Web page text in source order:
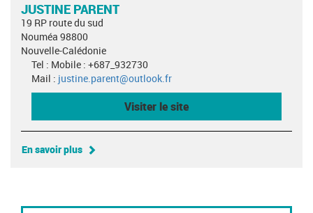
JUSTINE PARENT
19 RP route du sud
Nouméa 98800
Nouvelle-Calédonie
Tel : Mobile : +687_932730
Mail : justine.parent@outlook.fr
Visiter le site
En savoir plus